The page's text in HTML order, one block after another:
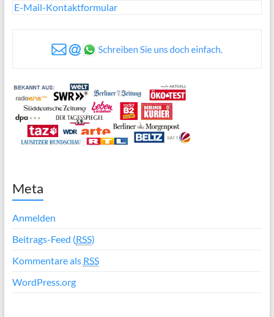
E-Mail-Kontaktformular
Meta
Anmelden
Beitrags-Feed (RSS)
Kommentare als RSS
WordPress.org